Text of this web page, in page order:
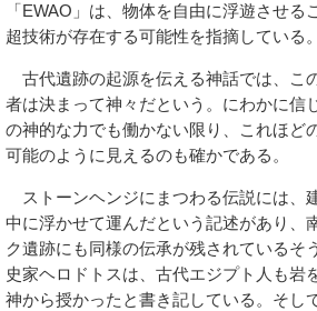
「EWAO」は、物体を自由に浮遊させる
超技術が存在する可能性を指摘している。
古代遺跡の起源を伝える神話では、こ
者は決まって神々だという。にわかに信
の神的な力でも働かない限り、これほど
可能のように見えるのも確かである。
ストーンヘンジにまつわる伝説には、
中に浮かせて運んだという記述があり、
ク遺跡にも同様の伝承が残されているそ
史家ヘロドトスは、古代エジプト人も岩
神から授かったと書き記している。そし